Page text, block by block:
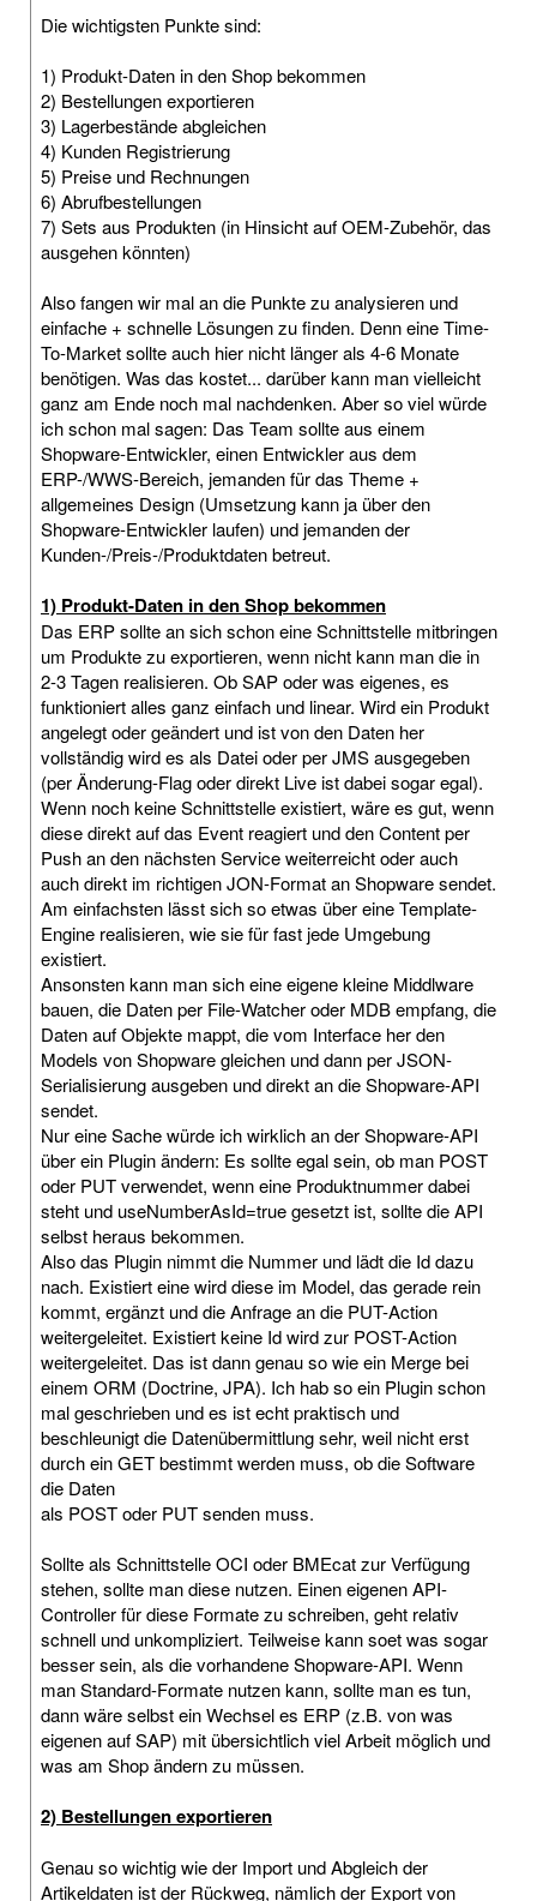
Die wichtigsten Punkte sind:
1) Produkt-Daten in den Shop bekommen
2) Bestellungen exportieren
3) Lagerbestände abgleichen
4) Kunden Registrierung
5) Preise und Rechnungen
6) Abrufbestellungen
7) Sets aus Produkten (in Hinsicht auf OEM-Zubehör, das
ausgehen könnten)
Also fangen wir mal an die Punkte zu analysieren und
einfache + schnelle Lösungen zu finden. Denn eine Time-
To-Market sollte auch hier nicht länger als 4-6 Monate
benötigen. Was das kostet... darüber kann man vielleicht
ganz am Ende noch mal nachdenken. Aber so viel würde
ich schon mal sagen: Das Team sollte aus einem
Shopware-Entwickler, einen Entwickler aus dem
ERP-/WWS-Bereich, jemanden für das Theme +
allgemeines Design (Umsetzung kann ja über den
Shopware-Entwickler laufen) und jemanden der
Kunden-/Preis-/Produktdaten betreut.
1) Produkt-Daten in den Shop bekommen
Das ERP sollte an sich schon eine Schnittstelle mitbringen
um Produkte zu exportieren, wenn nicht kann man die in
2-3 Tagen realisieren. Ob SAP oder was eigenes, es
funktioniert alles ganz einfach und linear. Wird ein Produkt
angelegt oder geändert und ist von den Daten her
vollständig wird es als Datei oder per JMS ausgegeben
(per Änderung-Flag oder direkt Live ist dabei sogar egal).
Wenn noch keine Schnittstelle existiert, wäre es gut, wenn
diese direkt auf das Event reagiert und den Content per
Push an den nächsten Service weiterreicht oder auch
auch direkt im richtigen JON-Format an Shopware sendet.
Am einfachsten lässt sich so etwas über eine Template-
Engine realisieren, wie sie für fast jede Umgebung
existiert.
Ansonsten kann man sich eine eigene kleine Middlware
bauen, die Daten per File-Watcher oder MDB empfang, die
Daten auf Objekte mappt, die vom Interface her den
Models von Shopware gleichen und dann per JSON-
Serialisierung ausgeben und direkt an die Shopware-API
sendet.
Nur eine Sache würde ich wirklich an der Shopware-API
über ein Plugin ändern: Es sollte egal sein, ob man POST
oder PUT verwendet, wenn eine Produktnummer dabei
steht und useNumberAsId=true gesetzt ist, sollte die API
selbst heraus bekommen.
Also das Plugin nimmt die Nummer und lädt die Id dazu
nach. Existiert eine wird diese im Model, das gerade rein
kommt, ergänzt und die Anfrage an die PUT-Action
weitergeleitet. Existiert keine Id wird zur POST-Action
weitergeleitet. Das ist dann genau so wie ein Merge bei
einem ORM (Doctrine, JPA). Ich hab so ein Plugin schon
mal geschrieben und es ist echt praktisch und
beschleunigt die Datenübermittlung sehr, weil nicht erst
durch ein GET bestimmt werden muss, ob die Software
die Daten
als POST oder PUT senden muss.
Sollte als Schnittstelle OCI oder BMEcat zur Verfügung
stehen, sollte man diese nutzen. Einen eigenen API-
Controller für diese Formate zu schreiben, geht relativ
schnell und unkompliziert. Teilweise kann soet was sogar
besser sein, als die vorhandene Shopware-API. Wenn
man Standard-Formate nutzen kann, sollte man es tun,
dann wäre selbst ein Wechsel es ERP (z.B. von was
eigenen auf SAP) mit übersichtlich viel Arbeit möglich und
was am Shop ändern zu müssen.
2) Bestellungen exportieren
Genau so wichtig wie der Import und Abgleich der
Artikeldaten ist der Rückweg, nämlich der Export von